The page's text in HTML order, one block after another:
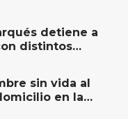
detiene a
distintos
sin vida al
en la
San Juan del